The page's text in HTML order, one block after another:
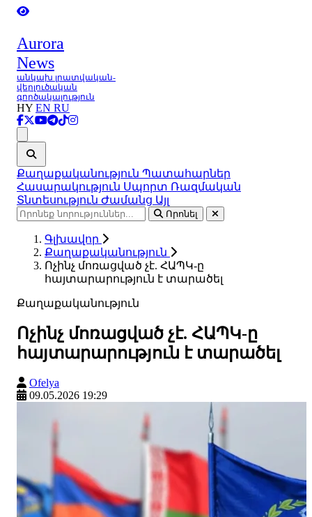
Aurora
News
անկախ լրատվական-
վերլուծական
գործակալություն
HY EN RU
Քաղաքականություն Պատահարներ
Հասարակություն Սպորտ Ռազմական
Տնտեսություն Ժամանց Այլ
Որոնել
Գլխավոր
Քաղաքականություն
Ոչինչ մոռացված չէ. ՀԱՊԿ-ը
հայտարարություն է տարածել
Քաղաքականություն
Ոչինչ մոռացված չէ. ՀԱՊԿ-ը
հայտարարություն է տարածել
Ofelya
09.05.2026 19:29